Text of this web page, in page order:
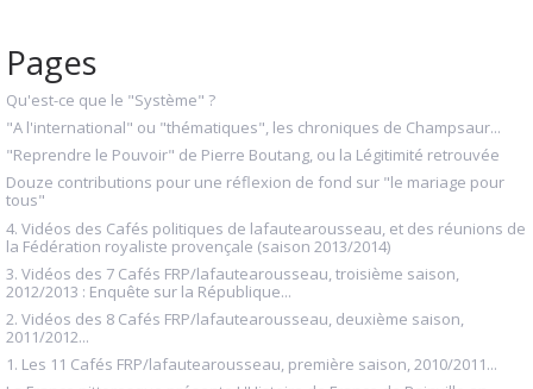
Pages
Qu'est-ce que le "Système" ?
"A l'international" ou "thématiques", les chroniques de Champsaur...
"Reprendre le Pouvoir" de Pierre Boutang, ou la Légitimité retrouvée
Douze contributions pour une réflexion de fond sur "le mariage pour
tous"
4. Vidéos des Cafés politiques de lafautearousseau, et des réunions de
la Fédération royaliste provençale (saison 2013/2014)
3. Vidéos des 7 Cafés FRP/lafautearousseau, troisième saison,
2012/2013 : Enquête sur la République...
2. Vidéos des 8 Cafés FRP/lafautearousseau, deuxième saison,
2011/2012...
1. Les 11 Cafés FRP/lafautearousseau, première saison, 2010/2011...